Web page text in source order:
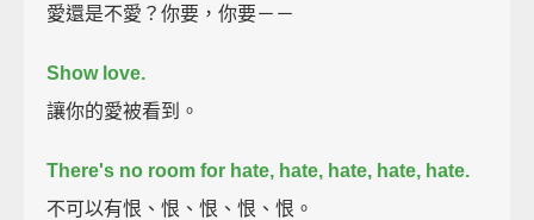
愛還是不愛？你要，你要－－
Show love.
讓你的愛被看到。
There's no room for hate, hate, hate, hate, hate.
不可以有恨、恨、恨、恨、恨。